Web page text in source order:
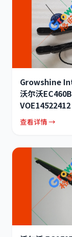
Growshine
沃尔沃
VOE14522412
查看详情 →